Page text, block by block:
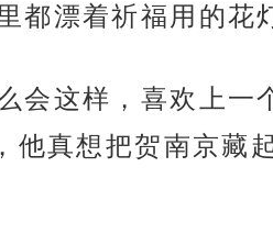
都漂着祈福用的花
会这样，喜欢上一
真想把贺南京藏起